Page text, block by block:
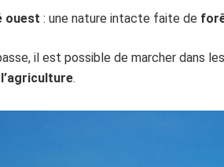
ouest : une nature intacte faite de
il est possible de marcher dans
.